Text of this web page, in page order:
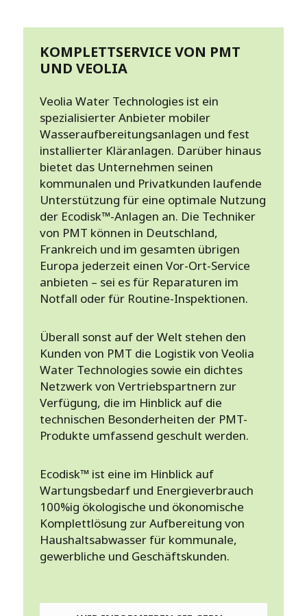
KOMPLETTSERVICE VON PMT
UND VEOLIA
Veolia Water Technologies ist ein
spezialisierter Anbieter mobiler
Wasseraufbereitungsanlagen und fest
installierter Kläranlagen. Darüber hinaus
bietet das Unternehmen seinen
kommunalen und Privatkunden laufende
Unterstützung für eine optimale Nutzung
der Ecodisk™-Anlagen an. Die Techniker
von PMT können in Deutschland,
Frankreich und im gesamten übrigen
Europa jederzeit einen Vor-Ort-Service
anbieten – sei es für Reparaturen im
Notfall oder für Routine-Inspektionen.
Überall sonst auf der Welt stehen den
Kunden von PMT die Logistik von Veolia
Water Technologies sowie ein dichtes
Netzwerk von Vertriebspartnern zur
Verfügung, die im Hinblick auf die
technischen Besonderheiten der PMT-
Produkte umfassend geschult werden.
Ecodisk™ ist eine im Hinblick auf
Wartungsbedarf und Energieverbrauch
100%ig ökologische und ökonomische
Komplettlösung zur Aufbereitung von
Haushaltsabwasser für kommunale,
gewerbliche und Geschäftskunden.